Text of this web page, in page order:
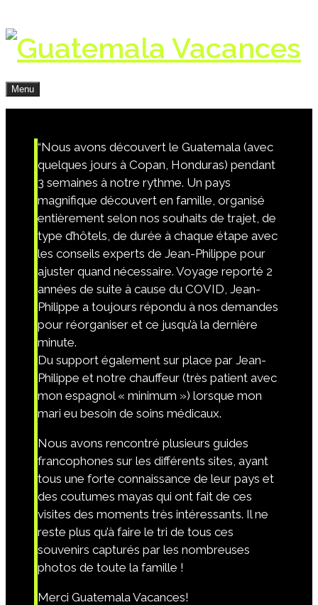
Menu
“Nous avons découvert le Guatemala (avec
quelques jours à Copan, Honduras) pendant
3 semaines à notre rythme. Un pays
magnifique découvert en famille, organisé
entièrement selon nos souhaits de trajet, de
type d’hôtels, de durée à chaque étape avec
les conseils experts de Jean-Philippe pour
ajuster quand nécessaire. Voyage reporté 2
années de suite à cause du COVID, Jean-
Philippe a toujours répondu à nos demandes
pour réorganiser et ce jusqu’à la dernière
minute.
Du support également sur place par Jean-
Philippe et notre chauffeur (très patient avec
mon espagnol « minimum ») lorsque mon
mari eu besoin de soins médicaux.
Nous avons rencontré plusieurs guides
francophones sur les différents sites, ayant
tous une forte connaissance de leur pays et
des coutumes mayas qui ont fait de ces
visites des moments très intéressants. Il ne
reste plus qu’à faire le tri de tous ces
souvenirs capturés par les nombreuses
photos de toute la famille !
Merci Guatemala Vacances!